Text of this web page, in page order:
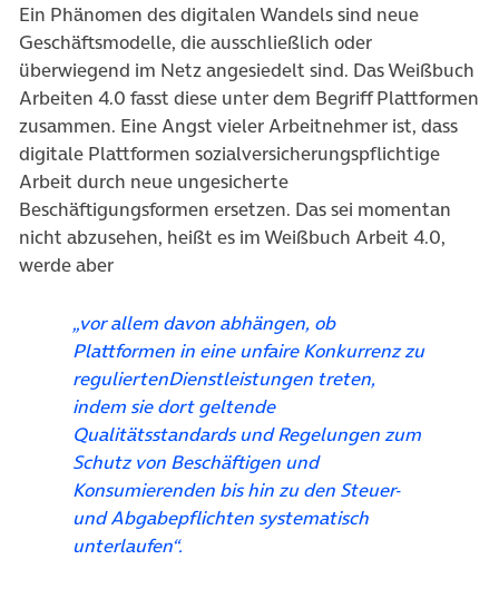
Ein Phänomen des digitalen Wandels sind neue
Geschäftsmodelle, die ausschließlich oder
überwiegend im Netz angesiedelt sind. Das Weißbuch
Arbeiten 4.0 fasst diese unter dem Begriff Plattformen
zusammen. Eine Angst vieler Arbeitnehmer ist, dass
digitale Plattformen sozialversicherungspflichtige
Arbeit durch neue ungesicherte
Beschäftigungsformen ersetzen. Das sei momentan
nicht abzusehen, heißt es im Weißbuch Arbeit 4.0,
werde aber
„vor allem davon abhängen, ob
Plattformen in eine unfaire Konkurrenz zu
reguliertenDienstleistungen treten,
indem sie dort geltende
Qualitätsstandards und Regelungen zum
Schutz von Beschäftigen und
Konsumierenden bis hin zu den Steuer-
und Abgabepflichten systematisch
unterlaufen“.